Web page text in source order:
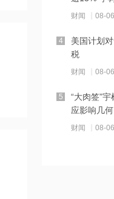
海川智能
于人形机
21:14
南大光电
年，可用于
21:13
黑海无人
五分之一
财闻 08-06
美国计划
税
财闻 08-06
4
“大肉签”
应影响几
与？
财闻 08-06
5
茉莉奶白